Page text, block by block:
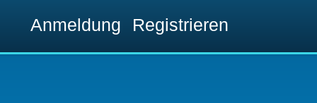
Anmeldung Registrieren